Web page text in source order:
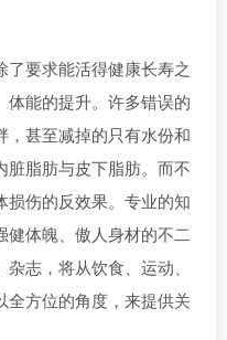
要求能活得健康长寿之
体能的提升。许多错误的
，甚至减掉的只有水份和
脏脂肪与皮下脂肪。而不
损伤的反效果。专业的知
体魄、傲人身材的不二
志，将从饮食、运动、
方位的角度，来提供关